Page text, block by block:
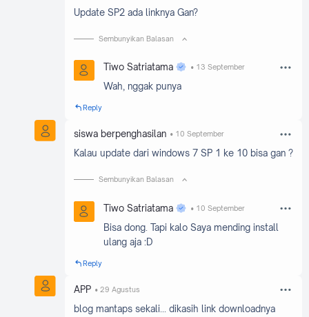
Update SP2 ada linknya Gan?
Sembunyikan Balasan
Tiwo Satriatama 13 September
Wah, nggak punya
Reply
siswa berpenghasilan 10 September
Kalau update dari windows 7 SP 1 ke 10 bisa gan ?
Sembunyikan Balasan
Tiwo Satriatama 10 September
Bisa dong. Tapi kalo Saya mending install
ulang aja :D
Reply
APP 29 Agustus
blog mantaps sekali... dikasih link downloadnya